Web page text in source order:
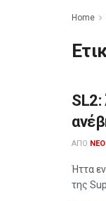
Home
SL2:
ΑΠΌ
Ήττα
της